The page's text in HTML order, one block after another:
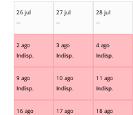
26 jul
--
27 jul
--
28 jul
--
2 ago
Indisp.
3 ago
Indisp.
4 ago
Indisp.
9 ago
Indisp.
10 ago
Indisp.
11 ago
Indisp.
16 ago
17 ago
18 ago